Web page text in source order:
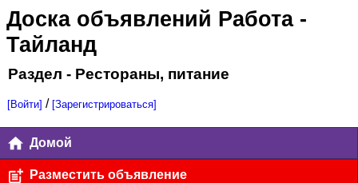
Доска объявлений Работа-
Тайланд
Раздел - Рестораны, питание
[Войти] / [Зарегистрироваться]
Домой
Разместить объявление